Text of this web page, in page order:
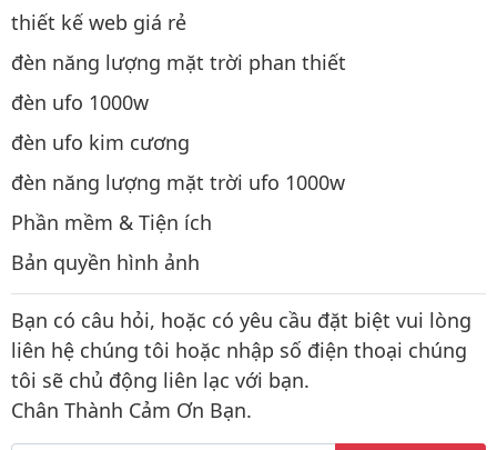
thiết kế web giá rẻ
đèn năng lượng mặt trời phan thiết
đèn ufo 1000w
đèn ufo kim cương
đèn năng lượng mặt trời ufo 1000w
Phần mềm & Tiện ích
Bản quyền hình ảnh
Bạn có câu hỏi, hoặc có yêu cầu đặt biệt vui lòng
liên hệ chúng tôi hoặc nhập số điện thoại chúng
tôi sẽ chủ động liên lạc với bạn.
Chân Thành Cảm Ơn Bạn.